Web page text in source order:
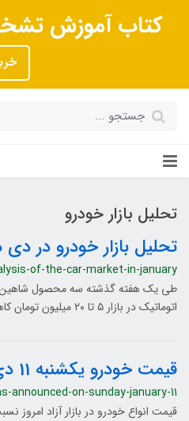
کتاب آموزش
تحلیل بازار خودرو
تحلیل بازار خودرو در دی
of-the-car-market-in-january
طی یک هفته گذشته سه محصول شاهین،
اتوماتیک در بازار ۵ تا ۲۰ میلیون تومان کاهش قیمت را تجربه کردند.
قیمت خودرو یکشنبه 11 دی اعلام شد
on-sunday-january-11
قیمت انواع خودرو در بازار آزاد امروز